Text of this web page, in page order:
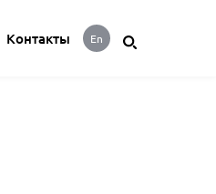
Контакты En